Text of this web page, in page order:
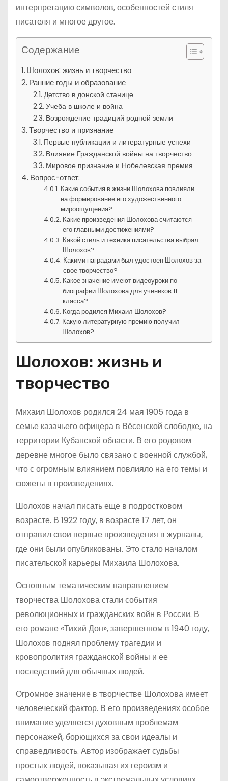
интерпретацию символов, особенностей стиля
писателя и многое другое.
Содержание
Шолохов: жизнь и творчество
Ранние годы и образование
Детство в донской станице
Учеба в школе и война
Возрождение традиций родной земли
Творчество и признание
Первые публикации и литературные успехи
Влияние Гражданской войны на творчество
Мировое признание и Нобелевская премия
Вопрос-ответ:
Какие события в жизни Шолохова повлияли
на формирование его художественного
мироощущения?
Какие произведения Шолохова считаются
его главными достижениями?
Какой стиль и техника писательства выбрал
Шолохов?
Какими наградами был удостоен Шолохов за
свое творчество?
Какое значение имеют видеоуроки по
биографии Шолохова для учеников 11
класса?
Когда родился Михаил Шолохов?
Какую литературную премию получил
Шолохов?
Шолохов: жизнь и
творчество
Михаил Шолохов родился 24 мая 1905 года в
семье казачьего офицера в Вёсенской слободке, на
территории Кубанской области. В его родовом
деревне многое было связано с военной службой,
что с огромным влиянием повлияло на его темы и
сюжеты в произведениях.
Шолохов начал писать еще в подростковом
возрасте. В 1922 году, в возрасте 17 лет, он
отправил свои первые произведения в журналы,
где они были опубликованы. Это стало началом
писательской карьеры Михаила Шолохова.
Основным тематическим направлением
творчества Шолохова стали события
революционных и гражданских войн в России. В
его романе «Тихий Дон», завершенном в 1940 году,
Шолохов поднял проблему трагедии и
кровопролития гражданской войны и ее
последствий для обычных людей.
Огромное значение в творчестве Шолохова имеет
человеческий фактор. В его произведениях особое
внимание уделяется духовным проблемам
персонажей, борющихся за свои идеалы и
справедливость. Автор изображает судьбы
простых людей, показывая их героизм и